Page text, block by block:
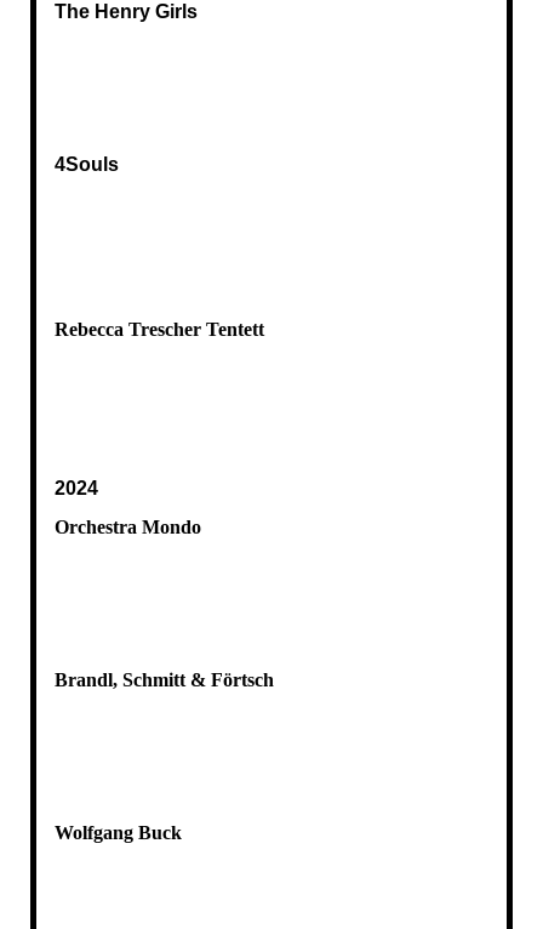
The Henry Girls
4Souls
Rebecca Trescher Tentett
2024
Orchestra Mondo
Brandl, Schmitt & Förtsch
Wolfgang Buck